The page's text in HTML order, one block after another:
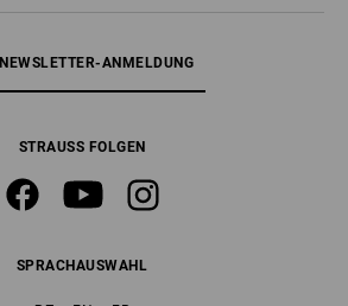
NEWSLETTER-ANMELDUNG
STRAUSS FOLGEN
SPRACHAUSWAHL